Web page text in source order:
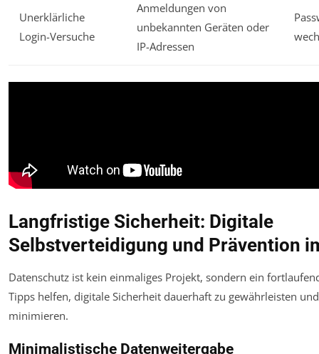
Unerklärliche
Login-Versuche
Anmeldungen von
unbekannten Geräten oder
IP-Adressen
Langfristige Sicherheit: Digitale
Selbstverteidigung und Prävention
Datenschutz ist kein einmaliges Projekt, sondern ein
Tipps helfen, digitale Sicherheit dauerhaft zu gewährleisten
minimieren.
Minimalistische Datenweitergabe